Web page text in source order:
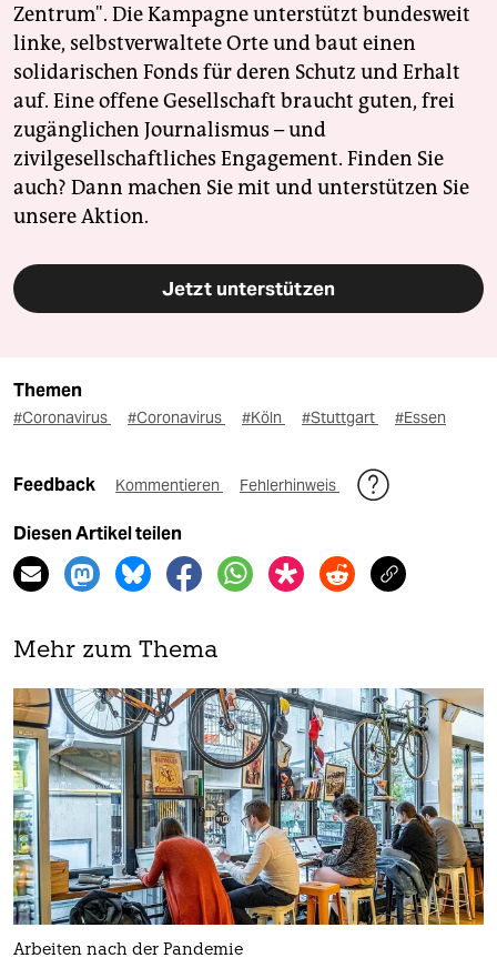
Zentrum". Die Kampagne unterstützt bundesweit
linke, selbstverwaltete Orte und baut einen
solidarischen Fonds für deren Schutz und Erhalt
auf. Eine offene Gesellschaft braucht guten, frei
zugänglichen Journalismus – und
zivilgesellschaftliches Engagement. Finden Sie
auch? Dann machen Sie mit und unterstützen Sie
unsere Aktion.
Jetzt unterstützen
Themen
#Coronavirus #Coronavirus #Köln #Stuttgart #Essen
Feedback Kommentieren Fehlerhinweis
Diesen Artikel teilen
Mehr zum Thema
Arbeiten nach der Pandemie